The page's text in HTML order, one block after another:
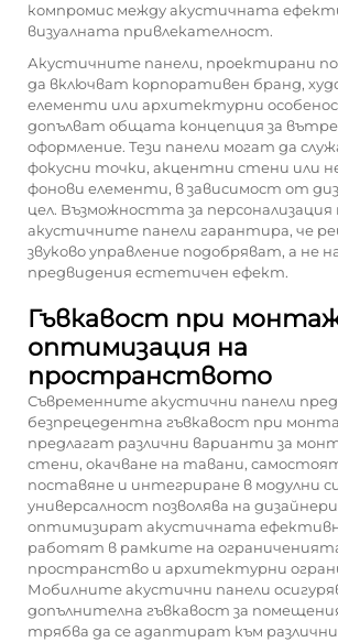
компромис между акустичната
визуалната привлекателност.
Акустичните панели, проектирани
да включват корпоративен бранд,
елементи или архитектурни
допълват общата концепция за
оформление. Тези панели могат да
фокусни точки, акцентни стени или
фонови елементи, в зависимост от
цел. Възможността за персонализация
акустичните панели гарантира, че
звуково управление подобряват, а не
предвидения естетичен ефект.
Гъвкавост при
оптимизация на
пространството
Съвременните акустични панели
безпрецедентна гъвкавост при
предлагат различни варианти за
стени, окачване на тавани,
поставяне и интегриране в модулни
универсалност позволява на
оптимизират акустичната
работят в рамките на
пространство и архитектурни
Мобилните акустични панели
допълнителна гъвкавост за
трябва да се адаптират към